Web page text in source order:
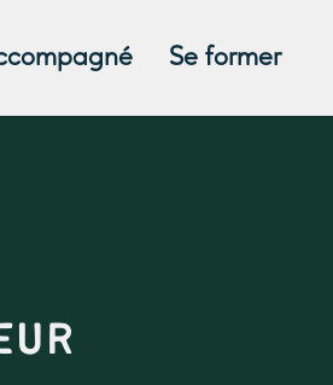
Se former